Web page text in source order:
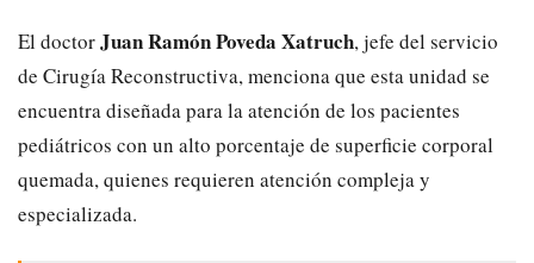
El doctorJuan Ramón Poveda Xatruch, jefe del servicio
de Cirugía Reconstructiva, menciona que esta unidad se
encuentra diseñada para la atención de los pacientes
pediátricos con un alto porcentaje de superficie corporal
quemada, quienes requieren atención compleja y
especializada.